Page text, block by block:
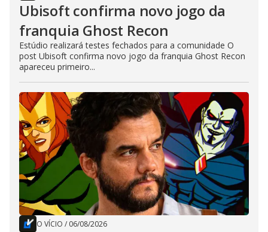
Ubisoft confirma novo jogo da
franquia Ghost Recon
Estúdio realizará testes fechados para a comunidade O
post Ubisoft confirma novo jogo da franquia Ghost Recon
apareceu primeiro...
O VÍCIO / 06/08/2026